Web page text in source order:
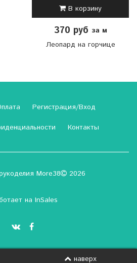
В корзину
370 руб за м
Леопард на горчице
Регистрация/Вход
Контакты
More38 2026
на InSales
наверх